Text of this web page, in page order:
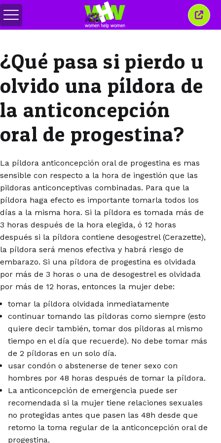
Alternar
menú
esta
¿Qué pasa si pierdo u
olvido una píldora de
la anticoncepción
oral de progestina?
La píldora anticoncepción oral de progestina es mas
sensible con respecto a la hora de ingestión que las
pildoras anticonceptivas combinadas. Para que la
píldora haga efecto es importante tomarla todos los
días a la misma hora. Si la píldora es tomada más de
3 horas después de la hora elegida, ó 12 horas
después si la píldora contiene desogestrel (Cerazette),
la píldora será menos efectiva y habrá riesgo de
embarazo. Si una píldora de progestina es olvidada
por más de 3 horas o una de desogestrel es olvidada
por más de 12 horas, entonces la mujer debe:
tomar la píldora olvidada inmediatamente
continuar tomando las píldoras como siempre (esto
quiere decir también, tomar dos píldoras al mismo
tiempo en el día que recuerde). No debe tomar más
de 2 píldoras en un solo día.
usar condón o abstenerse de tener sexo con
hombres por 48 horas después de tomar la píldora.
La anticoncepción de emergencia puede ser
recomendada si la mujer tiene relaciones sexuales
no protegidas antes que pasen las 48h desde que
retomo la toma regular de la anticoncepción oral de
progestina.